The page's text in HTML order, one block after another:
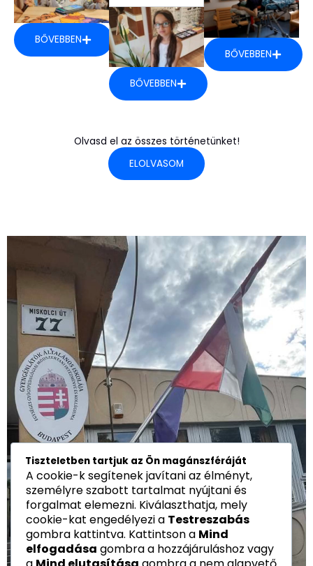
BŐVEBBEN
BŐVEBBEN
BŐVEBBEN
Olvasd el az összes történetünket!
ELOLVASOM
Tiszteletben tartjuk az Ön magánszféráját
A cookie-k segítenek javítani az élményt,
személyre szabott tartalmat nyújtani és
forgalmat elemezni. Kiválaszthatja, mely
cookie-kat engedélyezi a Testreszabás
gombra kattintva. Kattintson a Mind
elfogadása gombra a hozzájáruláshoz vagy